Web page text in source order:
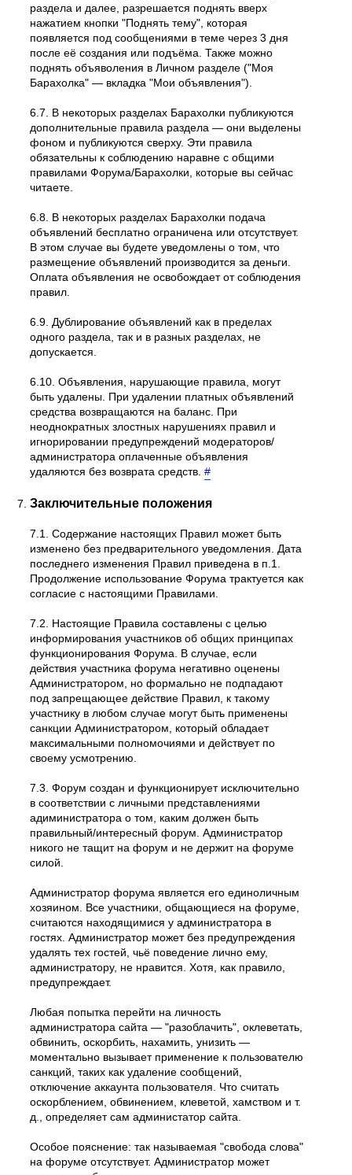
раздела и далее, разрешается поднять вверх
нажатием кнопки "Поднять тему", которая
появляется под сообщениями в теме через 3 дня
после её создания или подъёма. Также можно
поднять объяволения в Личном разделе ("Моя
Барахолка" — вкладка "Мои объявления").
6.7. В некоторых разделах Барахолки публикуются
дополнительные правила раздела — они выделены
фоном и публикуются сверху. Эти правила
обязательны к соблюдению наравне с общими
правилами Форума/Барахолки, которые вы сейчас
читаете.
6.8. В некоторых разделах Барахолки подача
объявлений бесплатно ограничена или отсутствует.
В этом случае вы будете уведомлены о том, что
размещение объявлений производится за деньги.
Оплата объявления не освобождает от соблюдения
правил.
6.9. Дублирование объявлений как в пределах
одного раздела, так и в разных разделах, не
допускается.
6.10. Объявления, нарушающие правила, могут
быть удалены. При удалении платных объявлений
средства возвращаются на баланс. При
неоднократных злостных нарушениях правил и
игнорировании предупреждений модераторов/
администратора оплаченные объявления
удаляются без возврата средств.#
Заключительные положения
7.1. Содержание настоящих Правил может быть
изменено без предварительного уведомления. Дата
последнего изменения Правил приведена в п.1.
Продолжение использование Форума трактуется как
согласие с настоящими Правилами.
7.2. Настоящие Правила составлены с целью
информирования участников об общих принципах
функционирования Форума. В случае, если
действия участника форума негативно оценены
Администратором, но формально не подпадают
под запрещающее действие Правил, к такому
участнику в любом случае могут быть применены
санкции Администратором, который обладает
максимальными полномочиями и действует по
своему усмотрению.
7.3. Форум создан и функционирует исключительно
в соответствии с личными представлениями
адиминистратора о том, каким должен быть
правильный/интересный форум. Администратор
никого не тащит на форум и не держит на форуме
силой.
Администратор форума является его единоличным
хозяином. Все участники, общающиеся на форуме,
считаются находящимися у администратора в
гостях. Администратор может без предупреждения
удалять тех гостей, чьё поведение лично ему,
администратору, не нравится. Хотя, как правило,
предупреждает.
Любая попытка перейти на личность
администратора сайта — "разоблачить", оклеветать,
обвинить, оскорбить, нахамить, унизить —
моментально вызывает применение к пользователю
санкций, таких как удаление сообщений,
отключение аккаунта пользователя. Что считать
оскорблением, обвинением, клеветой, хамством и т.
д., определяет сам администатор сайта.
Особое пояснение: так называемая "свобода слова"
на форуме отсутствует. Администратор может